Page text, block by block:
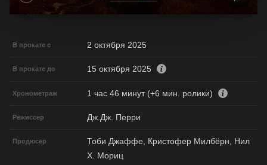
В прокате с 2 октября 2025
В прокате до 15 октября 2025
Хронометраж 1 час 46 минут (+6 мин. ролики)
Режиссер Дж.Дж. Перри
Продюсер
Тоби Джаффе, Кристофер Милбёрн, Нил
Х. Мориц